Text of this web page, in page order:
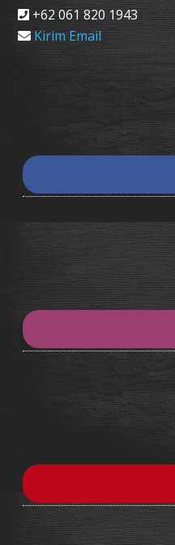
+62 061 820 1943
Kirim Email